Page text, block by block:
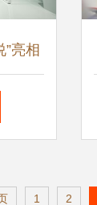
亮相
企业
1 2